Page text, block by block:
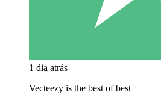
1 dia atrás
Vecteezy is the best of best